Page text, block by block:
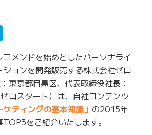
Hatena
コメンドを始めとしたパーソナライ
ションを開発販売する株式会社ゼロ
東京都目黒区、代表取締役社長：
ロスタート）は、自社コンテンツ
ケティングの基本知識」 の2015年
をご紹介いたします。